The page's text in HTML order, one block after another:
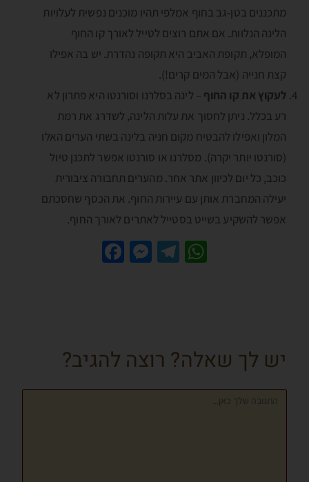
מתכננים בטן-גב בחוף אמלפי תהיו מוכנים נפשית לעלויות
הלינה הנלוות. אם אתם רוצים לטייל לאורך קו החוף
המופלא, תקופת האביב היא תקופה נהדרת. יש בה אפילו
קצת חנייה (אבל המים קרים!).
לעקוץ את קו החוף – לינה בסלרנו וסורנטו היא פתרון לא
רע בכלל. ניתן לחסוך את עלות הלינה, לשדרג את רמת
המלון ואפילו להבטיח מקום חניה בלינה בשתי הערים האלו
(סורנטו יותר יקרה). מסלרנו או סורנטו אפשר לתכנן טיול
כוכב, כל יום לכיוון אתר אחר. מהערים תחבורה ציבורית
יעילה המחברת אותן עם עיירות החוף. את הכסף שחסכתם
אפשר להשקיע בשייט בסטייל לאתרים לאורך החוף.
W
p
Te
M
er
k
יש לך שאלה? רוצה להגיב?